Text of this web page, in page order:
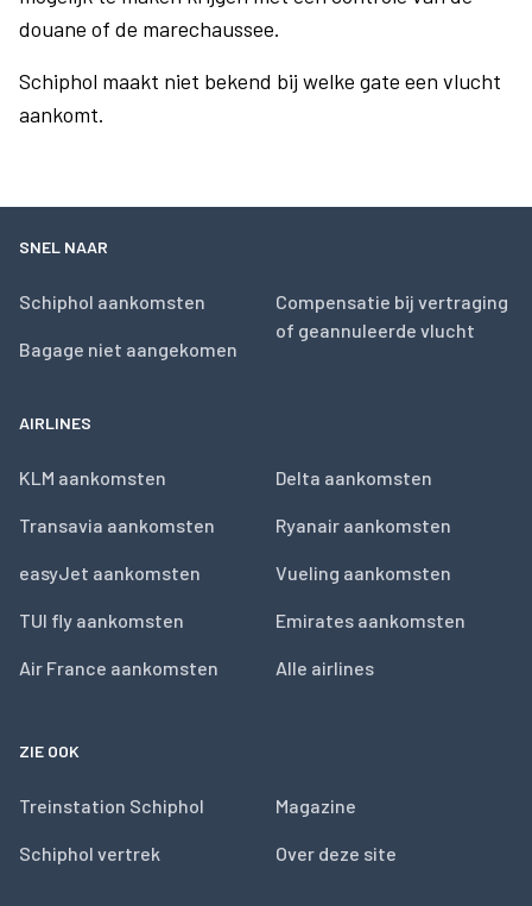
douane of de marechaussee.
Schiphol maakt niet bekend bij welke gate een vlucht
aankomt.
SNEL NAAR
Schiphol aankomsten
Bagage niet aangekomen
Compensatie bij vertraging
of geannuleerde vlucht
AIRLINES
KLM aankomsten
Transavia aankomsten
easyJet aankomsten
TUI fly aankomsten
Air France aankomsten
Delta aankomsten
Ryanair aankomsten
Vueling aankomsten
Emirates aankomsten
Alle airlines
ZIE OOK
Treinstation Schiphol
Schiphol vertrek
Magazine
Over deze site